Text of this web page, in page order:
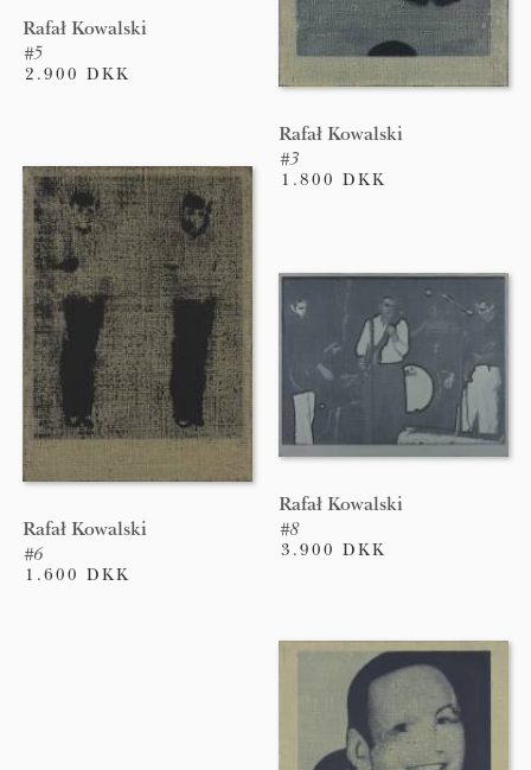
Rafał Kowalski
#3
1.800 DKK
Rafał Kowalski
#5
2.900 DKK
Rafał Kowalski
#6
1.600 DKK
Rafał Kowalski
#8
3.900 DKK